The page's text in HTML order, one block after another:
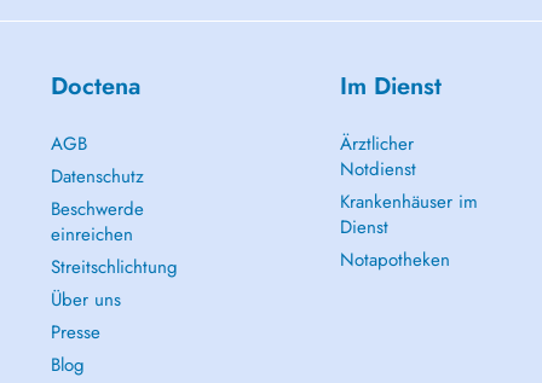
Doctena
AGB
Datenschutz
Beschwerde
einreichen
Streitschlichtung
Über uns
Presse
Blog
Im Dienst
Ärztlicher
Notdienst
Krankenhäuser im
Dienst
Notapotheken